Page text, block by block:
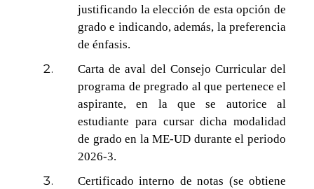
justificando la elección de esta opción de
grado e indicando, además, la preferencia
de énfasis.
Carta de aval del Consejo Curricular del
programa de pregrado al que pertenece el
aspirante, en la que se autorice al
estudiante para cursar dicha modalidad
de grado en la ME-UD durante el periodo
2026-3.
Certificado interno de notas (se obtiene